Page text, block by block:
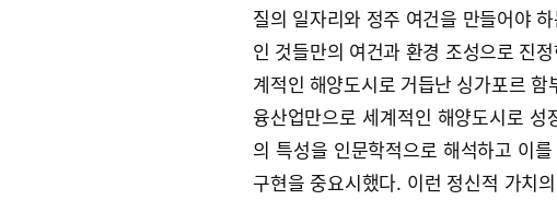
질의 일자리와 정주 여건을 만들어야
인 것들만의 여건과 환경 조성으로 진
계적인 해양도시로 거듭난 싱가포르
융산업만으로 세계적인 해양도시로
의 특성을 인문학적으로 해석하고 이
구현을 중요시했다. 이런 정신적 가치